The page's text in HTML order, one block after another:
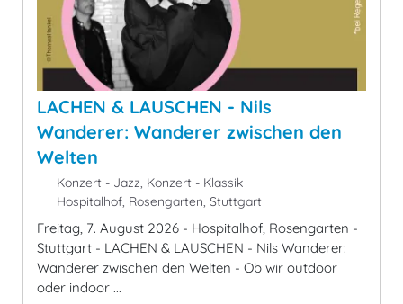
LACHEN & LAUSCHEN - Nils
Wanderer: Wanderer zwischen den
Welten
Konzert - Jazz, Konzert - Klassik
Hospitalhof, Rosengarten, Stuttgart
Freitag, 7. August 2026 - Hospitalhof, Rosengarten -
Stuttgart - LACHEN & LAUSCHEN - Nils Wanderer:
Wanderer zwischen den Welten - Ob wir outdoor
oder indoor ...